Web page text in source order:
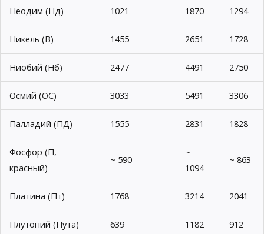
Неодим (Нд) 1021 1870 1294
Никель (В) 1455 2651 1728
Ниобий (Нб) 2477 4491 2750
Осмий (ОС) 3033 5491 3306
Палладий (ПД) 1555 2831 1828
Фосфор (П,
красный)
~ 590
~
1094
~ 863
Платина (Пт) 1768 3214 2041
Плутоний (Пута) 639 1182 912